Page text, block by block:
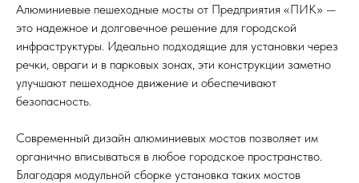
Алюминиевые пешеходные мосты от Предприятия «ПИК» —
это надежное и долговечное решение для городской
инфраструктуры. Идеально подходящие для установки через
речки, овраги и в парковых зонах, эти конструкции заметно
улучшают пешеходное движение и обеспечивают
безопасность.
Современный дизайн алюминиевых мостов позволяет им
органично вписываться в любое городское пространство.
Благодаря модульной сборке установка таких мостов